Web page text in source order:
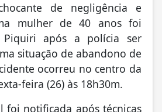
de negligência e
mulher de 40 anos foi
após a polícia ser
situação de abandono de
ocorreu no centro da
feira (26) às 18h30m.
foi notificada após técnicas